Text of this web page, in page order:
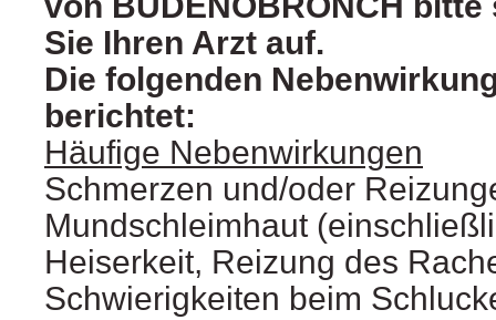
Sie Ihren Arzt auf.
Die folgenden
berichtet:
Häufige Nebenwirkungen
Schmerzen und/oder
Mundschleimhaut
Heiserkeit, Reizung des
Schwierigkeiten beim